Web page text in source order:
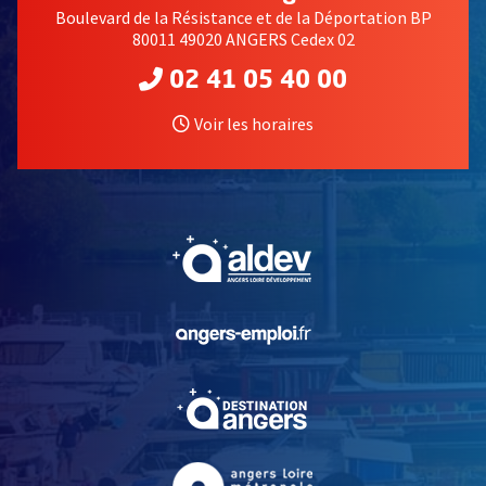
Boulevard de la Résistance et de la Déportation BP
80011 49020 ANGERS Cedex 02
02 41 05 40 00
Voir les horaires
, Ouvre une nouvelle
, Ouvre une nouvelle